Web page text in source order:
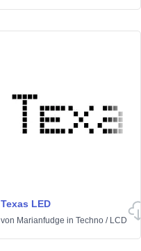
Texas LED
von Marianfudge in Techno / LCD